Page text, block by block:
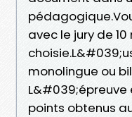
avec le jury de
monolingue ou
L&#039;épreuve
points obtenus